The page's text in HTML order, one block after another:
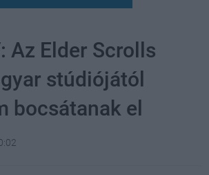
Az Elder Scrolls
stúdiójától
bocsátanak el